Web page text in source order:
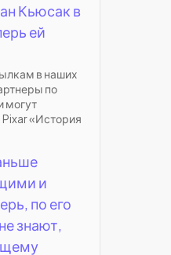
Кьюсак в
ей
в наших
по
могут
«История
и
по его
знают,